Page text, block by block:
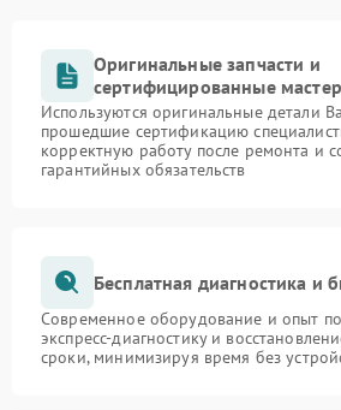
Оригинальные запчасти и
сертифицированные
Используются оригинальные детали
прошедшие сертификацию
корректную работу после ремонта и
гарантийных обязательств
Бесплатная диагностика и
Современное оборудование и опыт
экспресс-диагностику и
сроки, минимизируя время без